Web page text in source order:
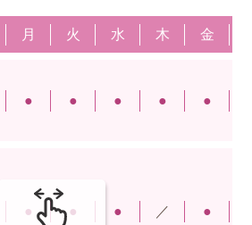
月 火 水 木 金
● ● ● ● ●
● ● ● ／ ●